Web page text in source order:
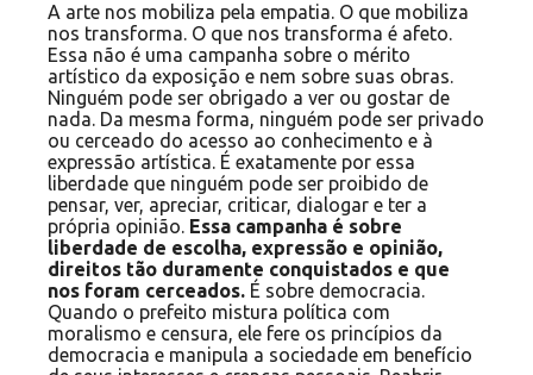
A arte nos mobiliza pela empatia. O que mobiliza
nos transforma. O que nos transforma é afeto.
Essa não é uma campanha sobre o mérito
artístico da exposição e nem sobre suas obras.
Ninguém pode ser obrigado a ver ou gostar de
nada. Da mesma forma, ninguém pode ser privado
ou cerceado do acesso ao conhecimento e à
expressão artística. É exatamente por essa
liberdade que ninguém pode ser proibido de
pensar, ver, apreciar, criticar, dialogar e ter a
própria opinião. Essa campanha é sobre
liberdade de escolha, expressão e opinião,
direitos tão duramente conquistados e que
nos foram cerceados. É sobre democracia.
Quando o prefeito mistura política com
moralismo e censura, ele fere os princípios da
democracia e manipula a sociedade em benefício